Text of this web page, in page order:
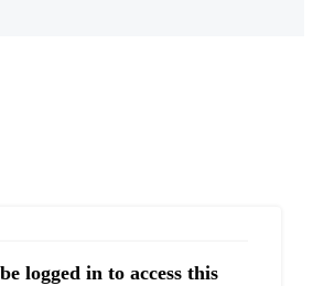
logged in to access this